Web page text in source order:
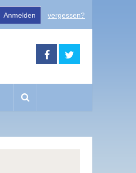
Anmelden vergessen?